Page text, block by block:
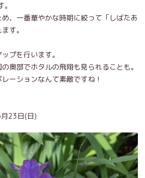
、一番華やかな時期に絞って「しばたあ
す。
プを行います。
奥部でホタルの飛翔も見られることも。
ーションなんて素敵ですね！
23日(日)